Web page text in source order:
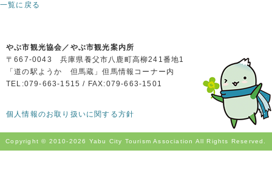
一覧に戻る
やぶ市観光協会／やぶ市観光案内所
〒667-0043 兵庫県養父市八鹿町高柳241番地1
「道の駅ようか 但馬蔵」但馬情報コーナー内
TEL:079-663-1515 / FAX:079-663-1501
個人情報のお取り扱いに関する方針
Copyright © 2010-2026 Yabu City Tourism Association All Rights Reserved.